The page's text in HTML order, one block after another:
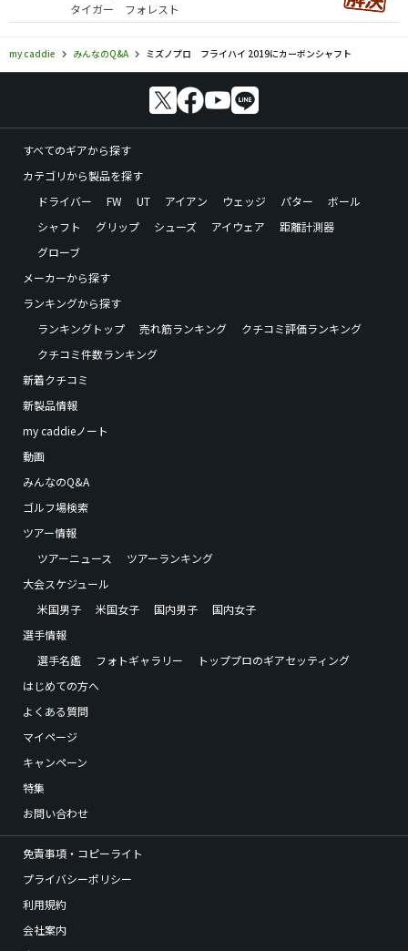
タイガー フォレスト
my caddie みんなのQ&A ミズノプロ フライハイ 2019にカーボンシャフト
すべてのギアから探す
カテゴリから製品を探す
ドライバー
FW UT アイアン ウェッジ パター
ボール
シャフト
グリップ シューズ アイウェア
距離計測器
グローブ
メーカーから探す
ランキングから探す
ランキングトップ
売れ筋ランキング
クチコミ評価ランキング
クチコミ件数ランキング
新着クチコミ
新製品情報
my caddieノート
動画
みんなのQ&A
ゴルフ場検索
ツアー情報
ツアーニュース
ツアーランキング
大会スケジュール
米国男子
米国女子 国内男子
国内女子
選手情報
選手名鑑
フォトギャラリー
トッププロのギアセッティング
はじめての方へ
よくある質問
マイページ
キャンペーン
特集
お問い合わせ
免責事項・コピーライト
プライバシーポリシー
利用規約
会社案内